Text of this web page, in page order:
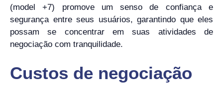
(model +7) promove um senso de confiança e
segurança entre seus usuários, garantindo que eles
possam se concentrar em suas atividades de
negociação com tranquilidade.
Custos de negociação